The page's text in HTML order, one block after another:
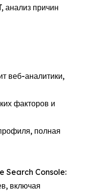
анализ причин
веб-аналитики,
факторов и
полная
Search Console:
включая